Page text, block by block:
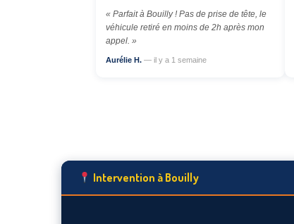
« Parfait à Bouilly ! Pas de prise de tête, le
véhicule retiré en moins de 2h après mon
appel. »
Aurélie H. — il y a 1 semaine
Intervention à Bouilly